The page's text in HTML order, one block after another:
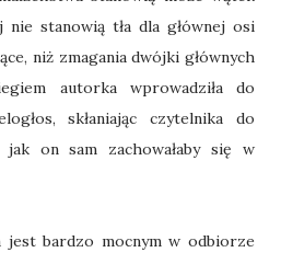
nie stanowią tła dla głównej osi
niż zmagania dwójki głównych
autorka wprowadziła do
skłaniając czytelnika do
jak on sam zachowałaby się w
jest bardzo mocnym w odbiorze